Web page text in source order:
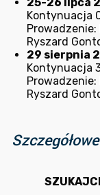
Kontynuacja
Ryszard
29 sierpnia
Kontynuacja
Ryszard